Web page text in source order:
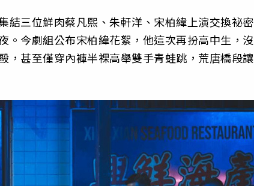
結三位鮮肉蔡凡熙、朱軒洋、宋柏緯上演交換祕密
。今劇組公布宋柏緯花絮，他這次再扮高中生，沒
，甚至僅穿內褲半裸高舉雙手青蛙跳，荒唐橋段讓